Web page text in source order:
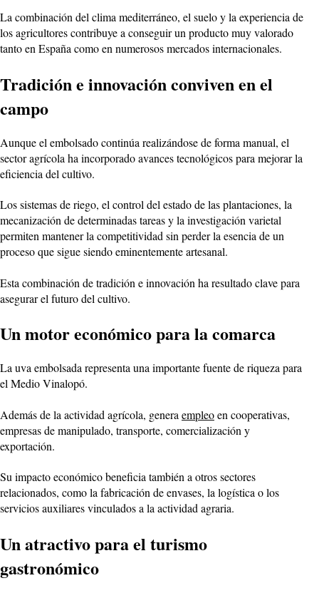
La combinación del clima mediterráneo, el suelo y la experiencia de
los agricultores contribuye a conseguir un producto muy valorado
tanto en España como en numerosos mercados internacionales.
Tradición e innovación conviven en el
campo
Aunque el embolsado continúa realizándose de forma manual, el
sector agrícola ha incorporado avances tecnológicos para mejorar la
eficiencia del cultivo.
Los sistemas de riego, el control del estado de las plantaciones, la
mecanización de determinadas tareas y la investigación varietal
permiten mantener la competitividad sin perder la esencia de un
proceso que sigue siendo eminentemente artesanal.
Esta combinación de tradición e innovación ha resultado clave para
asegurar el futuro del cultivo.
Un motor económico para la comarca
La uva embolsada representa una importante fuente de riqueza para
el Medio Vinalopó.
Además de la actividad agrícola, genera empleoen cooperativas,
empresas de manipulado, transporte, comercialización y
exportación.
Su impacto económico beneficia también a otros sectores
relacionados, como la fabricación de envases, la logística o los
servicios auxiliares vinculados a la actividad agraria.
Un atractivo para el turismo
gastronómico